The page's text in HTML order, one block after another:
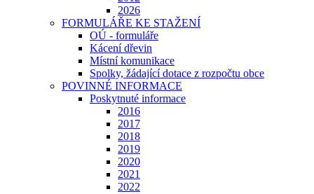
2026
FORMULÁŘE KE STAŽENÍ
OÚ - formuláře
Kácení dřevin
Místní komunikace
Spolky, žádající dotace z rozpočtu obce
POVINNÉ INFORMACE
Poskytnuté informace
2016
2017
2018
2019
2020
2021
2022